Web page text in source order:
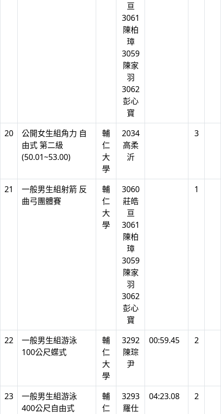
亘
3061
陳柏
璋
3059
陳家
羽
3062
彭心
寶
20
公開女生組角力 自
由式 第二級
(50.01~53.00)
輔
仁
大
學
2034
高柔
沂
3
21
一般男生組射箭 反
曲弓團體賽
輔
仁
大
學
3060
莊皓
亘
3061
陳柏
璋
3059
陳家
羽
3062
彭心
寶
1
22
一般男生組游泳
100公尺蝶式
輔
仁
大
學
3292
陳琮
尹
00:59.45 2
23
一般男生組游泳
400公尺自由式
輔
仁
3293
羅仕
04:23.08 2